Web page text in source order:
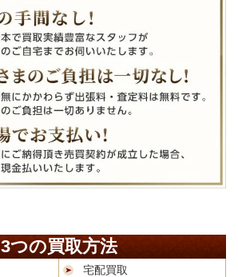
3つの買取方法
宅配買取